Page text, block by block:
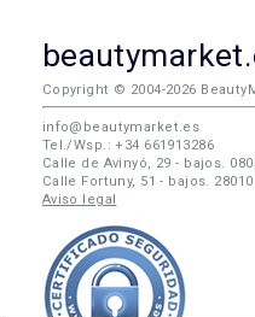
Copyright © 2004-2026
info@beautymarket.es
Tel./Wsp.: +34 661913286
Calle de Avinyó, 29 - bajos.
Calle Fortuny, 51 - bajos.
Aviso legal